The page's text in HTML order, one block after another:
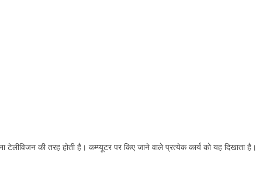
की तरह होती है। कम्प्यूटर पर किए जाने वाले प्रत्येक कार्य को यह दिखाता है।